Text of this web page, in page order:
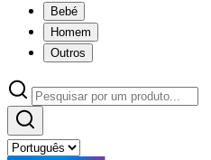
Bebé
Homem
Outros